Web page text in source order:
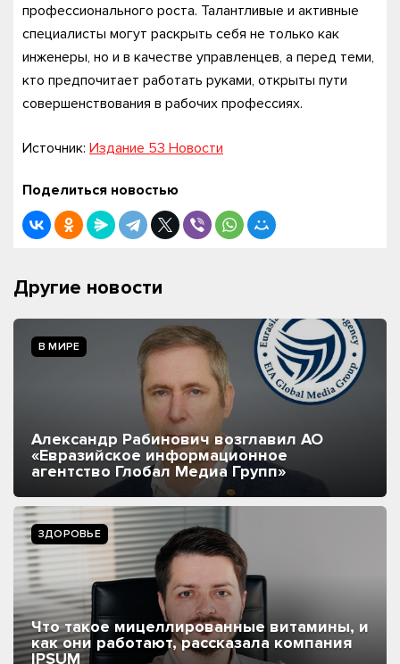
профессионального роста. Талантливые и активные
специалисты могут раскрыть себя не только как
инженеры, но и в качестве управленцев, а перед теми,
кто предпочитает работать руками, открыты пути
совершенствования в рабочих профессиях.
Источник: Издание 53 Новости
Поделиться новостью
Другие новости
В МИРЕ
Александр Рабинович возглавил АО
«Евразийское информационное
агентство Глобал Медиа Групп»
ЗДОРОВЬЕ
Что такое мицеллированные витамины, и
как они работают, рассказала компания
IPSUM